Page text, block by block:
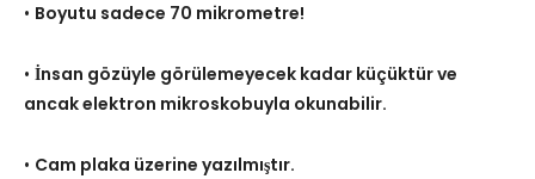
• Boyutu sadece 70 mikrometre!
• İnsan gözüyle görülemeyecek kadar küçüktür ve
ancak elektron mikroskobuyla okunabilir.
• Cam plaka üzerine yazılmıştır.